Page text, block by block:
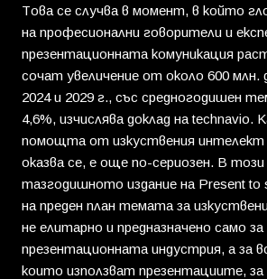
Това се случва в момент, в който
на професионални говорители и
презентационната комуникация
сочат увеличение от около 600 млн.
2024 и 2029 г., със средногодишен
4,6%, изчислява доклад на technavio.
помощта от изкуствения
оказва се, е още по-сериозен. В
тазгодишното издание на Present to
на преден план темата за
не елитарно и предназначено само
презентационната индустрия, а за
които използват презентациите,